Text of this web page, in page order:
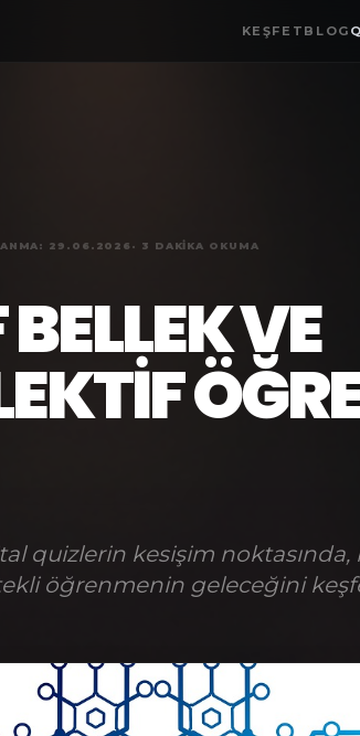
KEŞFET BLOG
29.06.2026 · 3 DAKIKA OKUMA
VE
quizlerin kesişim
öğrenmenin geleceğini